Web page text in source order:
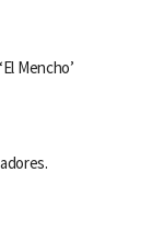
Mencho’